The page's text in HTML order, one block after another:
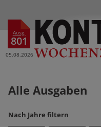
Ausg.
801
05.08.2026
Alle Ausgaben
Nach Jahre filtern